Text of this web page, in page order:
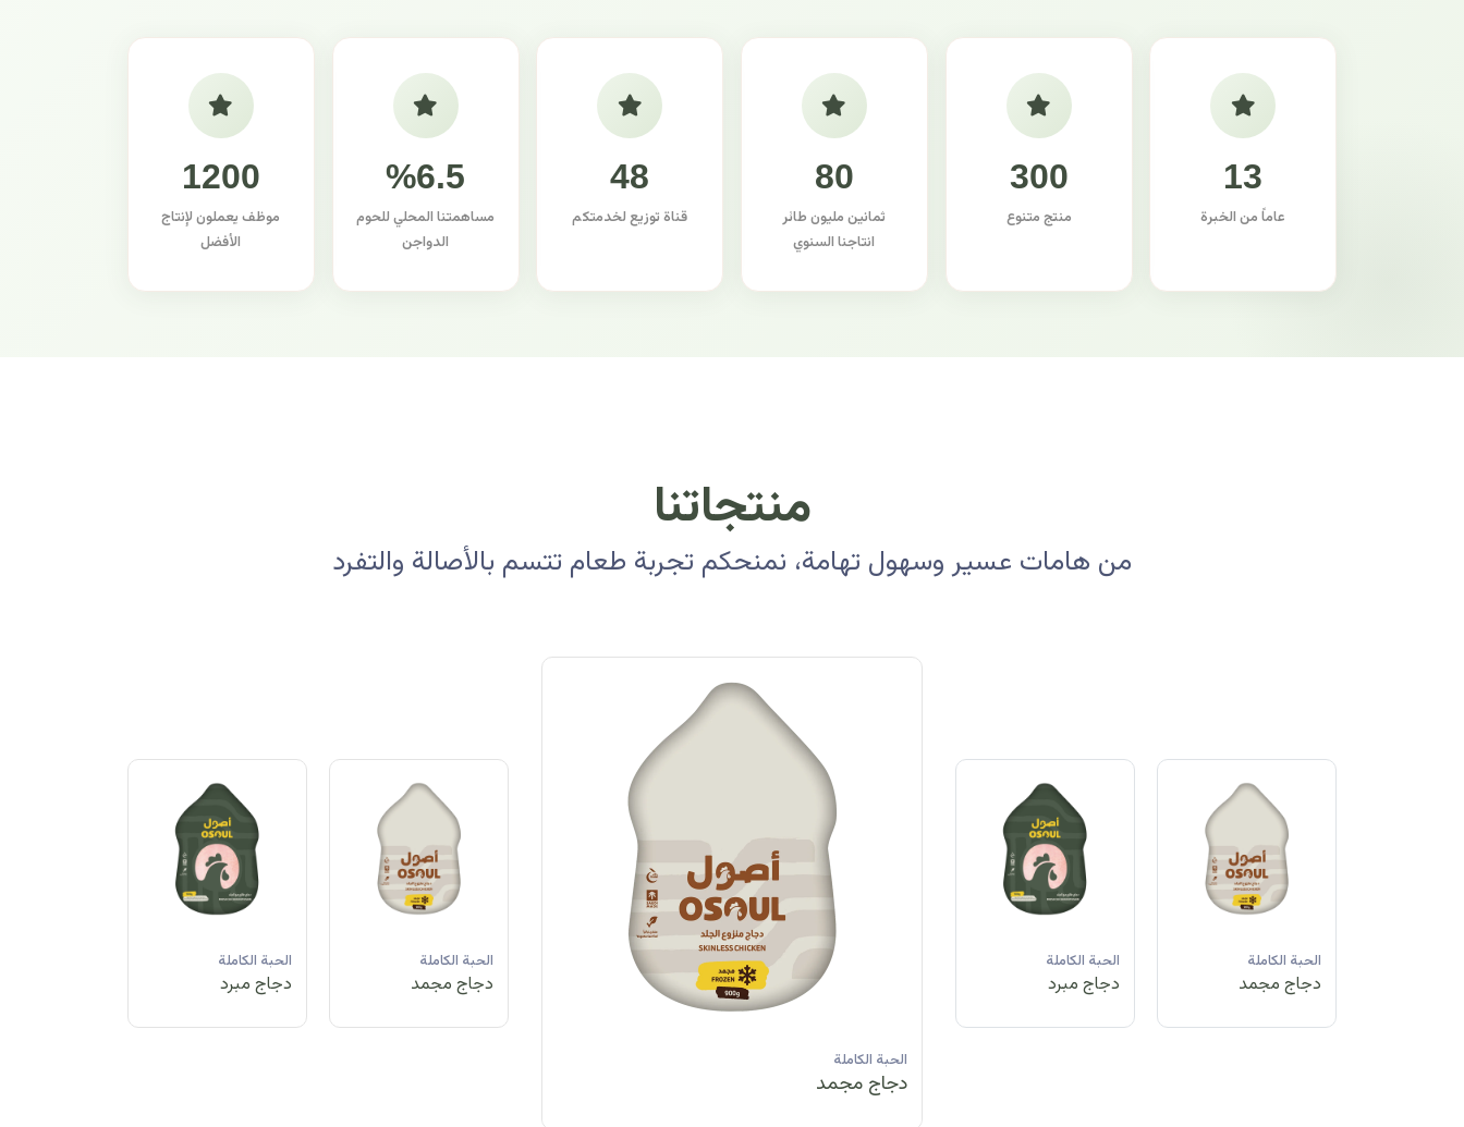
13
عاماً من الخبرة
300
منتج متنوع
80
ثمانين مليون طائر
انتاجنا السنوي
48
قناة توزيع لخدمتكم
%6.5
مساهمتنا المحلي للحوم
الدواجن
1200
موظف يعملون لإنتاج
الأفضل
منتجاتنا
من هامات عسير وسهول تهامة، نمنحكم تجربة طعام تتسم بالأصالة والتفرد
الحبة الكاملة
دجاج مبرد
الحبة الكاملة
دجاج مجمد
الحبة الكاملة
دجاج مبرد
الحبة الكاملة
دجاج مجمد
الحبة الكاملة الحبة الكاملة
دجاج مجمد
الحبة الكاملة
دجاج مبرد
الحبة الكاملة
دجاج مجمد